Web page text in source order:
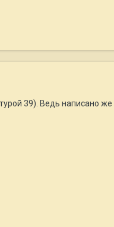
39). Ведь написано же